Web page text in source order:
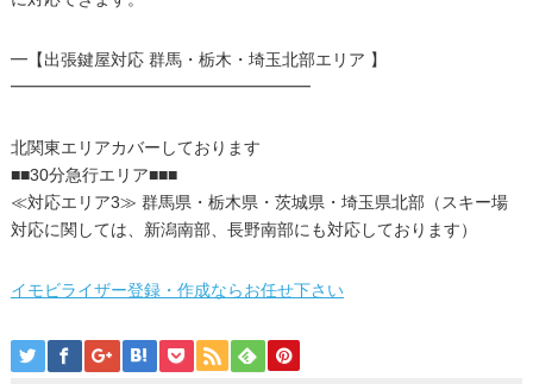
━【出張鍵屋対応 群馬・栃木・埼玉北部エリア 】
━━━━━━━━━━━━━━━━━━
北関東エリアカバーしております
■■30分急行エリア■■■
≪対応エリア3≫ 群馬県・栃木県・茨城県・埼玉県北部（スキー場
対応に関しては、新潟南部、長野南部にも対応しております）
イモビライザー登録・作成ならお任せ下さい